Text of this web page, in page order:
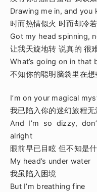
Drawing me in, and you
时而热情似火 时而却冷
Got my head spinning,
让我天旋地转 说真的 很
What’s going on in that
不知你的聪明脑袋里在想
I’m on your magical
我已陷入你的迷幻旅程无
And I’m so dizzy,
alright
眼前早已目眩 但不知是
My head’s under water
我虽陷入困境
But I’m breathing fine